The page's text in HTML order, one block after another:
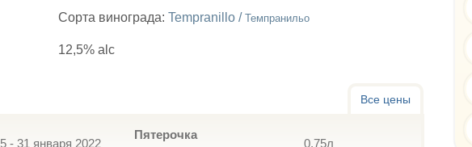
Сорта винограда: Tempranillo / Темпранильо
12,5% alc
Все цены
5 - 31 января 2022
Пятерочка
0,75л